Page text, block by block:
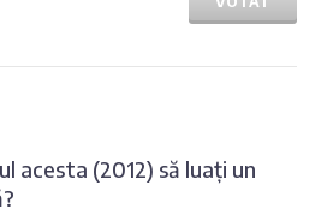
acesta (2012) să luați un